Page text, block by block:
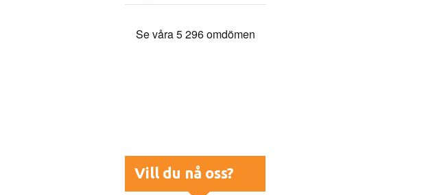
Vill du nå oss?